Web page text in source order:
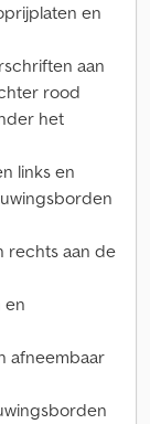
en
aan
rood
het
links en
rechts aan de
en
afneembaar